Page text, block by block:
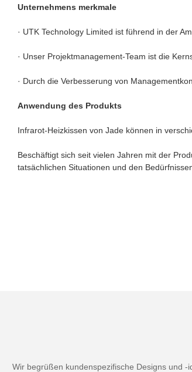
Unternehmens merkmale
· UTK Technology Limited ist führend in der
· Unser Projektmanagement-Team ist die
· Durch die Verbesserung von
Anwendung des Produkts
Infrarot-Heizkissen von Jade können in
Beschäftigt sich seit vielen Jahren mit der
tatsächlichen Situationen und den
Wir begrüßen kundenspezifische Designs und